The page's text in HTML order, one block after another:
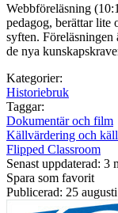
Webbföreläsning
pedagog, berättar lite
syften.
de nya
Kategorier:
Historiebruk
Taggar:
Dokumentär och film
Källvärdering och
Flipped Classroom
Senast uppdaterad: 3
Spara som favorit
Publicerad: 25